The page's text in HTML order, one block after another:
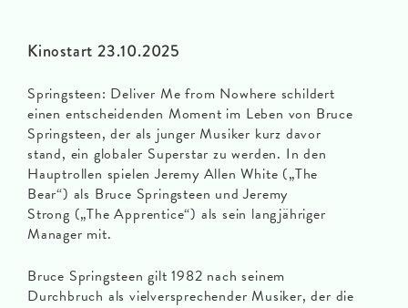
Kinostart 23.10.2025
Springsteen: Deliver Me from Nowhere schildert
einen entscheidenden Moment im Leben von Bruce
Springsteen, der als junger Musiker kurz davor
stand, ein globaler Superstar zu werden. In den
Hauptrollen spielen Jeremy Allen White („The
Bear“) als Bruce Springsteen und Jeremy
Strong („The Apprentice“) als sein langjähriger
Manager mit.
Bruce Springsteen gilt 1982 nach seinem
Durchbruch als vielversprechender Musiker, der die